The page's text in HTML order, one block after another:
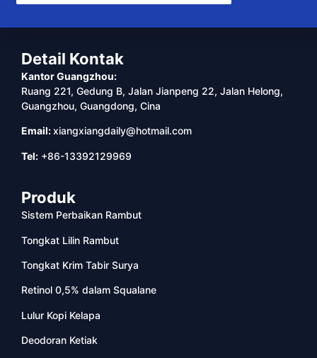
Detail Kontak
Kantor Guangzhou:
Ruang 221, Gedung B, Jalan Jianpeng 22, Jalan Helong,
Guangzhou, Guangdong, Cina
Email:xiangxiangdaily@hotmail.com
Tel: +86-13392129969
Produk
Sistem Perbaikan Rambut
Tongkat Lilin Rambut
Tongkat Krim Tabir Surya
Retinol 0,5% dalam Squalane
Lulur Kopi Kelapa
Deodoran Ketiak